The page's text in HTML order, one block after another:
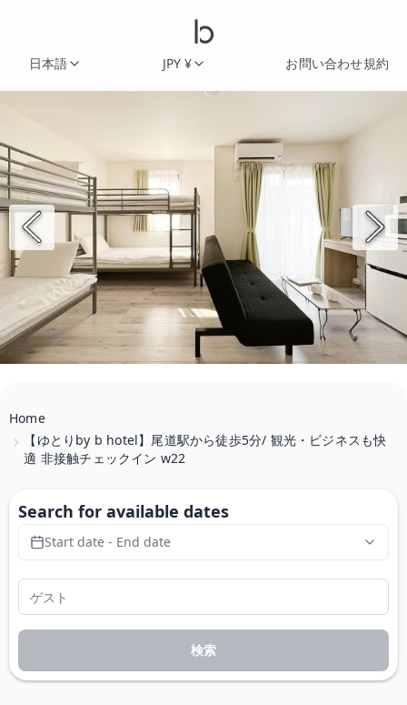
日本語 JPY ¥ お問い合わせ規約
Home
【ゆとりby b hotel】尾道駅から徒歩5分/ 観光・ビジネスも快
適 非接触チェックイン w22
Search for available dates
Start date - End date
検索